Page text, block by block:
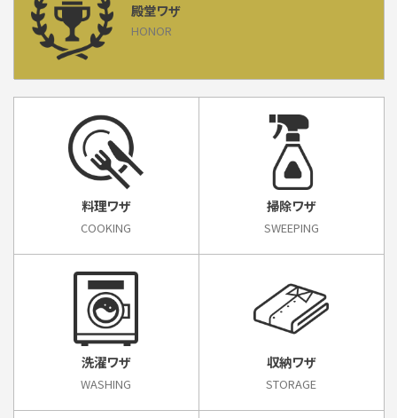
殿堂ワザ
HONOR
料理ワザ
COOKING
掃除ワザ
SWEEPING
洗濯ワザ
WASHING
収納ワザ
STORAGE